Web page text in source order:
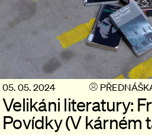
05. 05. 2024
Velikáni literatury:
Povídky (V kárném